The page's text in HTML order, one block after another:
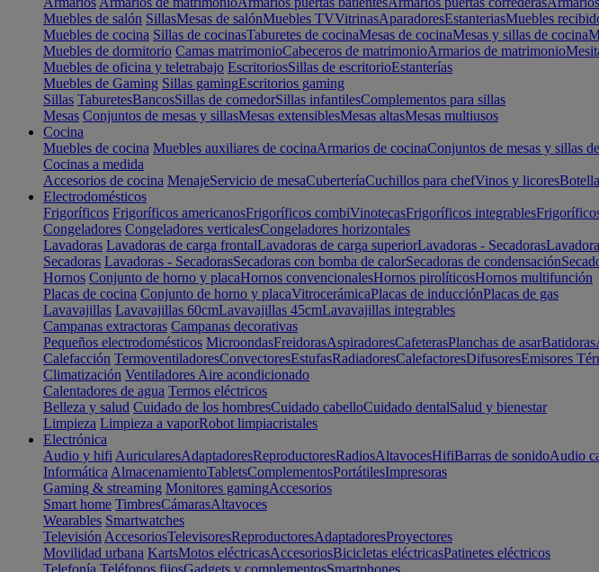
Muebles de salón SillasMesas de salónMuebles TVVitrinasAparadoresEstanteriasMuebles
Muebles de cocina Sillas de cocinasTaburetes de cocinaMesas de cocinaMesas y sillas de cocina
Muebles de dormitorio Camas matrimonioCabeceros de matrimonioArmarios de matrimonio
Muebles de oficina y teletrabajo EscritoriosSillas de escritorioEstanterías
Muebles de Gaming Sillas gamingEscritorios gaming
Sillas TaburetesBancosSillas de comedorSillas infantilesComplementos para sillas
Mesas Conjuntos de mesas y sillasMesas extensiblesMesas altasMesas multiusos
Cocina
Muebles de cocina Muebles auxiliares de cocinaArmarios de cocinaConjuntos de mesas y sillas
Cocinas a medida
Accesorios de cocina MenajeServicio de mesaCuberteríaCuchillos para chefVinos y licores
Electrodomésticos
Frigoríficos Frigoríficos americanosFrigoríficos combiVinotecasFrigoríficos integrables
Congeladores Congeladores verticalesCongeladores horizontales
Lavadoras Lavadoras de carga frontalLavadoras de carga superiorLavadoras - Secadoras
Secadoras Lavadoras - SecadorasSecadoras con bomba de calorSecadoras de condensación
Hornos Conjunto de horno y placaHornos convencionalesHornos pirolíticosHornos multifunción
Placas de cocina Conjunto de horno y placaVitrocerámicaPlacas de inducciónPlacas de gas
Lavavajillas Lavavajillas 60cmLavavajillas 45cmLavavajillas integrables
Campanas extractoras Campanas decorativas
Pequeños electrodomésticos MicroondasFreidorasAspiradoresCafeterasPlanchas de asarBatidoras
Calefacción TermoventiladoresConvectoresEstufasRadiadoresCalefactoresDifusoresEmisores
Climatización Ventiladores Aire acondicionado
Calentadores de agua Termos eléctricos
Belleza y salud Cuidado de los hombresCuidado cabelloCuidado dentalSalud y bienestar
Limpieza Limpieza a vaporRobot limpiacristales
Electrónica
Audio y hifi AuricularesAdaptadoresReproductoresRadiosAltavocesHifiBarras de sonidoAudio
Informática AlmacenamientoTabletsComplementosPortátilesImpresoras
Gaming & streaming Monitores gamingAccesorios
Smart home TimbresCámarasAltavoces
Wearables Smartwatches
Televisión AccesoriosTelevisoresReproductoresAdaptadoresProyectores
Movilidad urbana KartsMotos eléctricasAccesoriosBicicletas eléctricasPatinetes eléctricos
Telefonía Teléfonos fijosGadgets y complementosSmartphones